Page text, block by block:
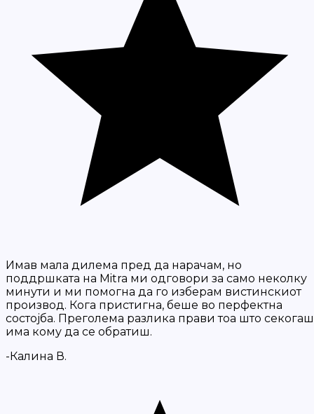
Имав мала дилема пред да нарачам, но
поддршката на Mitra ми одговори за само неколку
минути и ми помогна да го изберам вистинскиот
производ. Кога пристигна, беше во перфектна
состојба. Преголема разлика прави тоа што секогаш
има кому да се обратиш.
-Калина В.